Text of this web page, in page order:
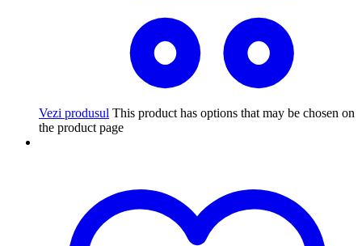
Vezi produsul This product has options that may be chosen on
the product page